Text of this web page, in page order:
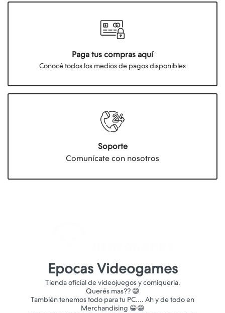
Paga tus compras aquí
Conocé todos los medios de pagos disponibles
Soporte
Comunícate con nosotros
Epocas Videogames
Tienda oficial de videojuegos y comiqueria.
Querés mas?? 😅
También tenemos todo para tu PC.... Ah y de todo en
Merchandising 😁😁